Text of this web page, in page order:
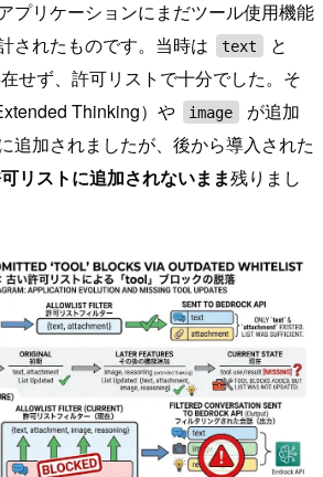
プリケーションにまだツール使用機能
されたものです。当時は
text と
せず、許可リストで十分でした。そ
Thinking）や image
が追加
追加されましたが、後から導入された
リストに追加されないまま残りまし